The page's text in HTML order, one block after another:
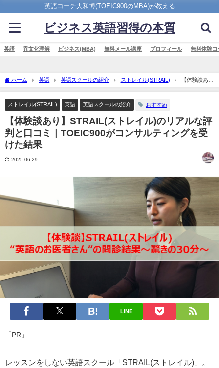
英語コーチ大和博(TOEIC900のMBA)が教える
ビジネス英語習得の本質
英語 異文化理解 ビジネス(MBA) 無料メール講座 プロフィール 無料体験コ
ホーム 英語 英語スクールの紹介 ストレイル(STRAIL)
【体験談あ
り】STRAIL(ストレイル)のリアルな評判と口コミ｜TOEIC900がコンサルティングを受
ストレイル(STRAIL)
英語 英語スクールの紹介 おすすめ
【体験談あり】STRAIL(ストレイル)のリアルな評
判と口コミ｜TOEIC900がコンサルティングを受
けた結果
2025-06-29
LINE
「PR」
レッスンをしない英語スクール「STRAIL(ストレイル)」。